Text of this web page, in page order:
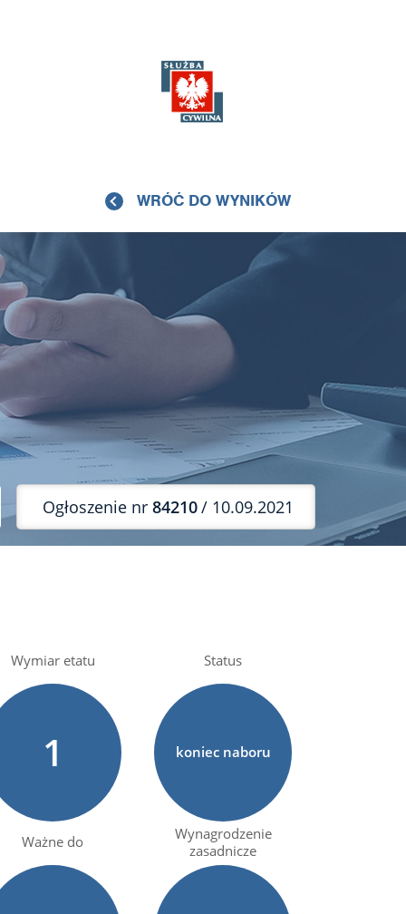
WRÓĆ DO WYNIKÓW
Ogłoszenie nr 84210/ 10.09.2021
Wymiar etatu
1
Status
koniec naboru
Ważne do
Wynagrodzenie
zasadnicze